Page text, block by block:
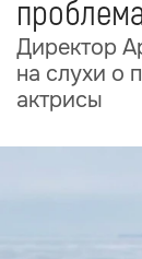
Директор
на слухи о
актрисы